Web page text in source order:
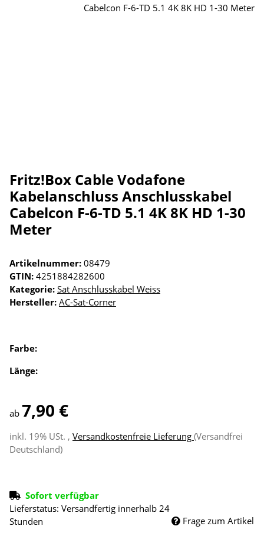
Fritz!Box Cable Vodafone
Kabelanschluss Anschlusskabel
Cabelcon F-6-TD 5.1 4K 8K HD 1-30
Meter
Artikelnummer: 08479
GTIN: 4251884282600
Kategorie: Sat Anschlusskabel Weiss
Hersteller: AC-Sat-Corner
Farbe:
Länge:
ab 7,90 €
inkl. 19% USt. , Versandkostenfreie Lieferung (Versandfrei
Deutschland)
Sofort verfügbar
Lieferstatus: Versandfertig innerhalb 24
Stunden
Frage zum Artikel